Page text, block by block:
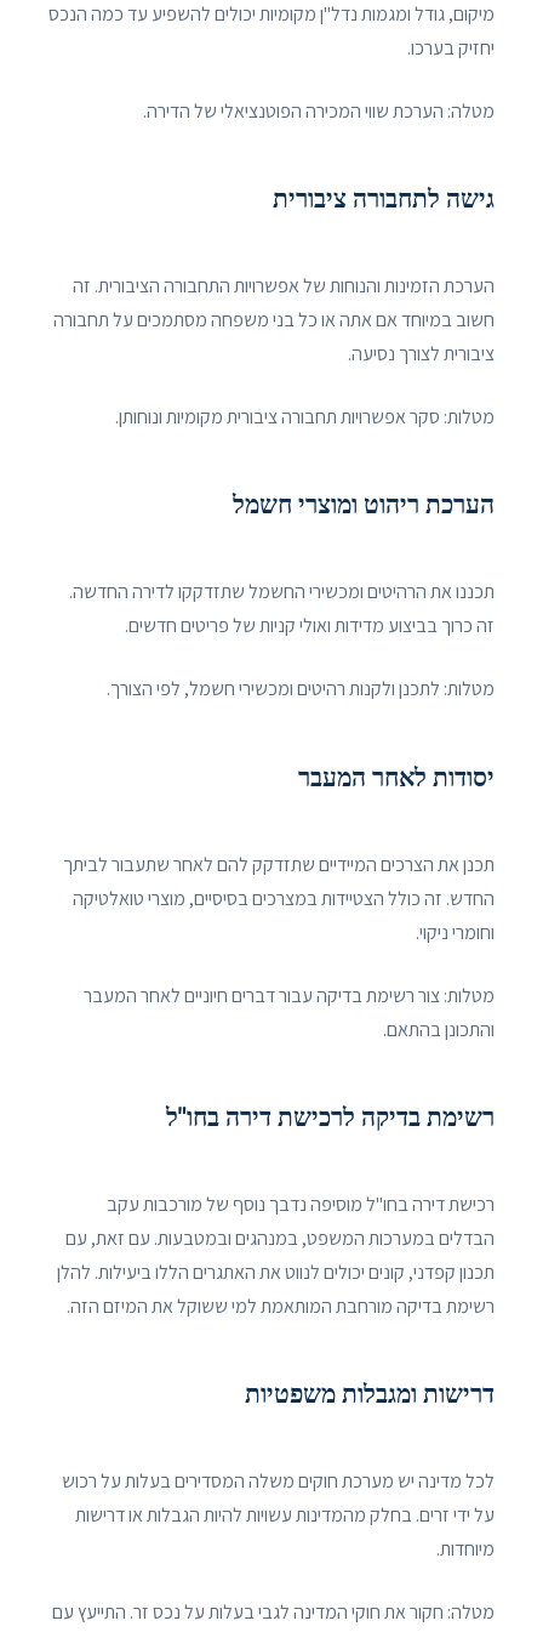
מיקום, גודל ומגמות נדל"ן מקומיות יכולים להשפיע עד כמה הנכס
יחזיק בערכו.
מטלה: הערכת שווי המכירה הפוטנציאלי של הדירה.
גישה לתחבורה ציבורית
הערכת הזמינות והנוחות של אפשרויות התחבורה הציבורית. זה
חשוב במיוחד אם אתה או כל בני משפחה מסתמכים על תחבורה
ציבורית לצורך נסיעה.
מטלות: סקר אפשרויות תחבורה ציבורית מקומיות ונוחותן.
הערכת ריהוט ומוצרי חשמל
תכננו את הרהיטים ומכשירי החשמל שתזדקקו לדירה החדשה.
זה כרוך בביצוע מדידות ואולי קניות של פריטים חדשים.
מטלות: לתכנן ולקנות רהיטים ומכשירי חשמל, לפי הצורך.
יסודות לאחר המעבר
תכנן את הצרכים המיידיים שתזדקק להם לאחר שתעבור לביתך
החדש. זה כולל הצטיידות במצרכים בסיסיים, מוצרי טואלטיקה
וחומרי ניקוי.
מטלות: צור רשימת בדיקה עבור דברים חיוניים לאחר המעבר
והתכונן בהתאם.
רשימת בדיקה לרכישת דירה בחו"ל
רכישת דירה בחו"ל מוסיפה נדבך נוסף של מורכבות עקב
הבדלים במערכות המשפט, במנהגים ובמטבעות. עם זאת, עם
תכנון קפדני, קונים יכולים לנווט את האתגרים הללו ביעילות. להלן
רשימת בדיקה מורחבת המותאמת למי ששוקל את המיזם הזה.
דרישות ומגבלות משפטיות
לכל מדינה יש מערכת חוקים משלה המסדירים בעלות על רכוש
על ידי זרים. בחלק מהמדינות עשויות להיות הגבלות או דרישות
מיוחדות.
מטלה: חקור את חוקי המדינה לגבי בעלות על נכס זר. התייעץ עם